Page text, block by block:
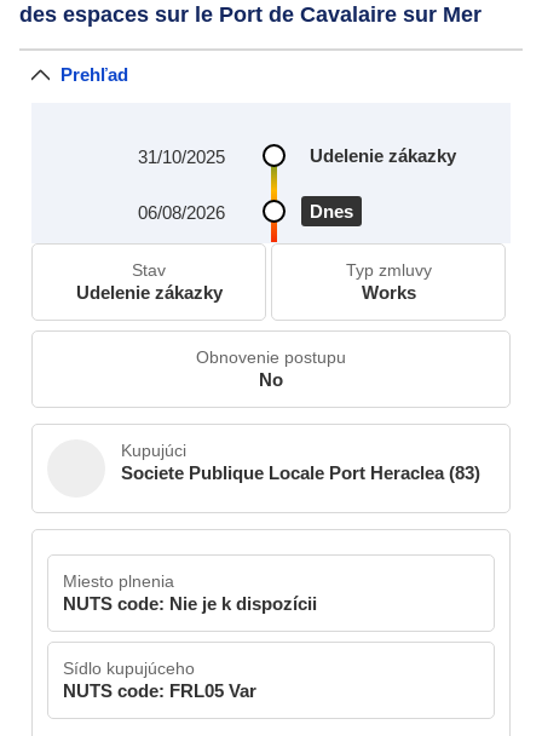
des espaces sur le Port de Cavalaire sur Mer
Prehľad
Udelenie zákazky
31/10/2025
Dnes
06/08/2026
Stav
Udelenie zákazky
Typ zmluvy
Works
Obnovenie postupu
No
Kupujúci
Societe Publique Locale Port Heraclea (83)
Miesto plnenia
NUTS code: Nie je k dispozícii
Sídlo kupujúceho
NUTS code: FRL05 Var